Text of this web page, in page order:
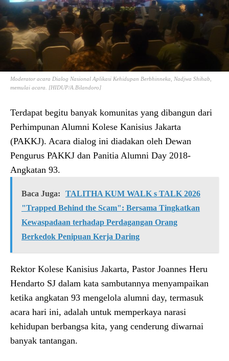
Moderator acara Dialog Nasional Aplikasi Kehidupan Berbhinneka, Nadjwa Shihab,
memulai acara. [HIDUP/A.Bilandoro]
Terdapat begitu banyak komunitas yang dibangun dari
Perhimpunan Alumni Kolese Kanisius Jakarta
(PAKKJ). Acara dialog ini diadakan oleh Dewan
Pengurus PAKKJ dan Panitia Alumni Day 2018-
Angkatan 93.
Baca Juga:
TALITHA KUM WALK s TALK 2026
"Trapped Behind the Scam": Bersama Tingkatkan
Kewaspadaan terhadap Perdagangan Orang
Berkedok Penipuan Kerja Daring
Rektor Kolese Kanisius Jakarta, Pastor Joannes Heru
Hendarto SJ dalam kata sambutannya menyampaikan
ketika angkatan 93 mengelola alumni day, termasuk
acara hari ini, adalah untuk memperkaya narasi
kehidupan berbangsa kita, yang cenderung diwarnai
banyak tantangan.